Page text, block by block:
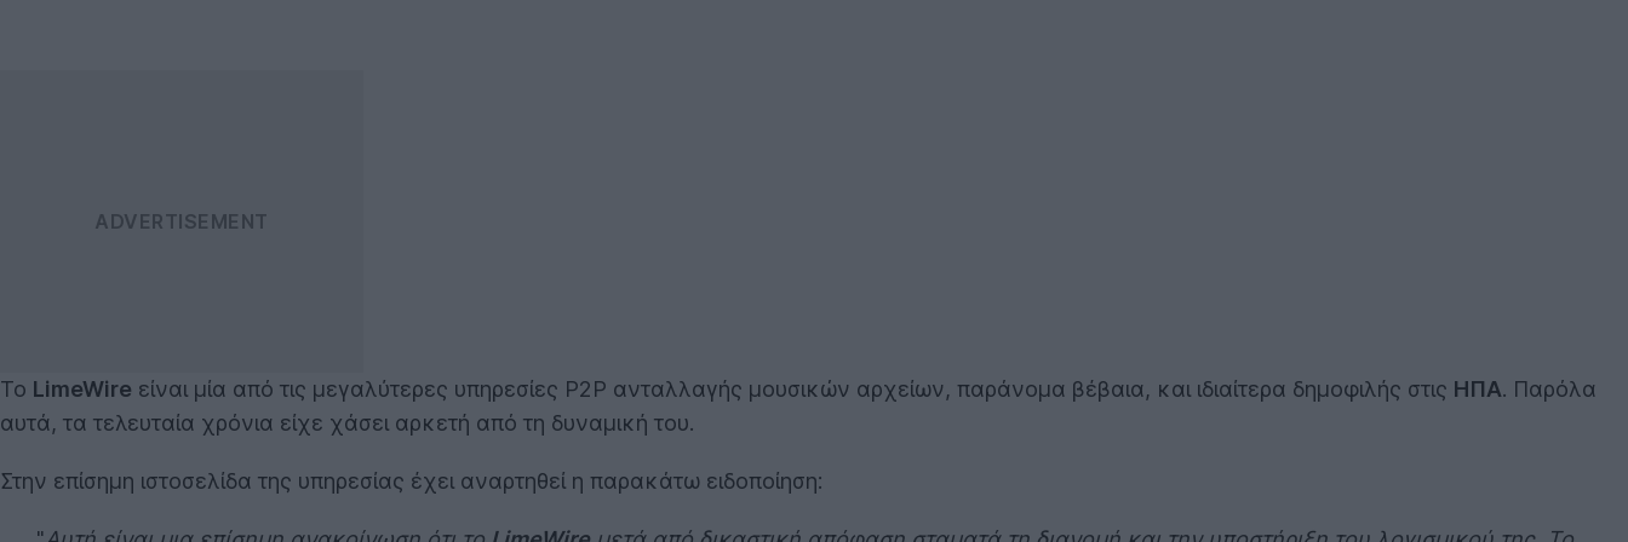
Το LimeWire είναι μία από τις μεγαλύτερες υπηρεσίες P2P ανταλλαγής μουσικών αρχείων, παράνομα βέβαια, και ιδιαίτερα δημοφιλής στις ΗΠΑ. Παρόλα
αυτά, τα τελευταία χρόνια είχε χάσει αρκετή από τη δυναμική του.
Στην επίσημη ιστοσελίδα της υπηρεσίας έχει αναρτηθεί η παρακάτω ειδοποίηση: